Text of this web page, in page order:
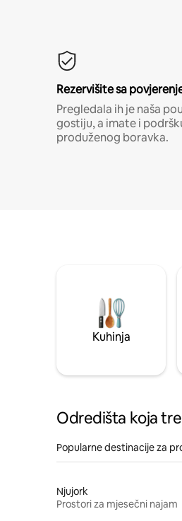
Rezervišite sa
Pregledala ih je naša
gostiju, a imate i
produženog boravka.
Kuhinja
Odredišta koja
Popularne destinacije za
Njujork
Prostori za mjesečni najam